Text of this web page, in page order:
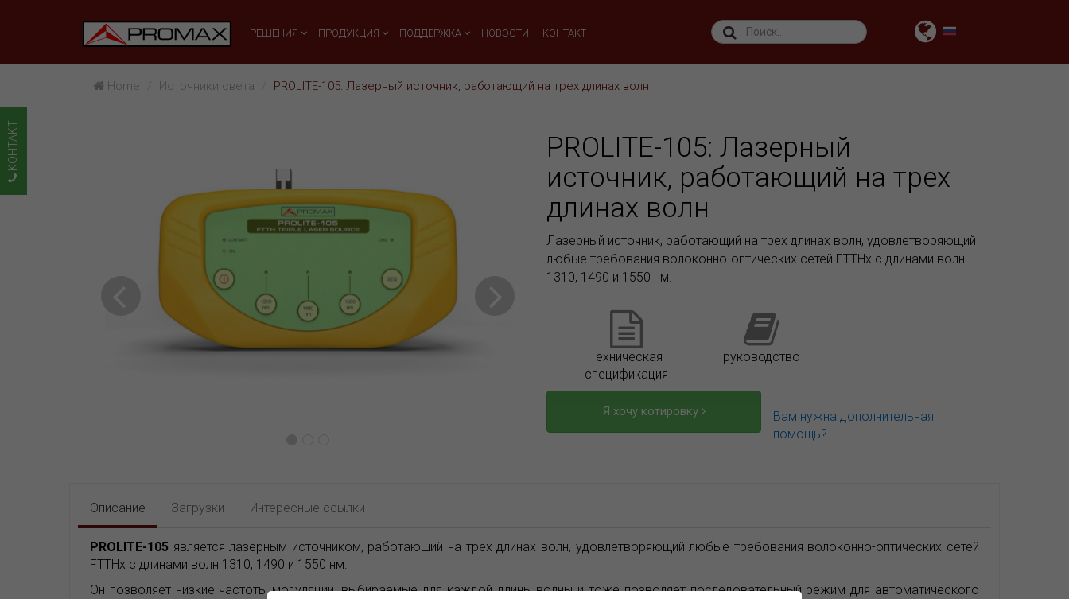
РЕШЕНИЯ ПРОДУКЦИЯ ПОДДЕРЖКА НОВОСТИ KOHTAKT
Home Источники света PROLITE-105: Лазерный источник, работающий на трех длинах волн
PROLITE-105: Лазерный
источник, работающий на трех
длинах волн
Лазерный источник, работающий на трех длинах волн, удовлетворяющий
любые требования волоконно-оптических сетей FTTHx с длинами волн
1310, 1490 и 1550 нм.
Техническая
спецификация
руководство
Я хочу котировку
Вам нужна дополнительная
помощь?
Описание Загрузки Интересные ссылки
PROLITE-105 является лазерным источником, работающий на трех длинах волн, удовлетворяющий любые требования волоконно-оптических сетей
FTTHx с длинами волн 1310, 1490 и 1550 нм.
Он позволяет низкие частоты модуляции, выбираемые для каждой длины волны и тоже позволяет последовательный режим для автоматического
KOHTAKT